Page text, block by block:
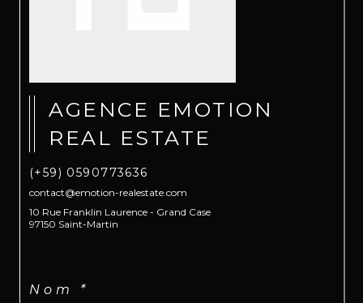
AGENCE EMOTION
REAL ESTATE
(+59) 0590773636
contact@emotion-realestate.com
10 Rue Franklin Laurence - Grand Case
97150 Saint-Martin
Nom *